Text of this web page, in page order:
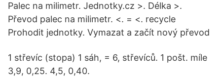
Palec na milimetr. Jednotky.cz >. Délka >.
Převod palec na milimetr. <. = <. recycle
Prohodit jednotky. Vymazat a začít nový převod
1 střevíc (stopa) 1 sáh, = 6, střevíců. 1 pošt. míle
3,9, 0,25. 4,5, 0,40.